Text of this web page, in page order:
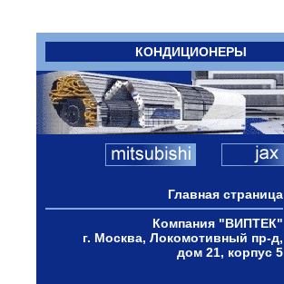
КОНДИЦИОНЕРЫ
Главная страница
Компания "ВИПТЕК"
г. Москва, Локомотивный пр-д,
дом 21, корпус 5